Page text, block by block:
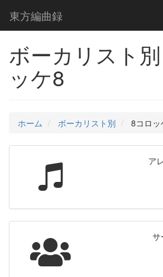
東方編曲録
ボーカリスト
ッケ8
ホーム ボーカリスト別 8コロッ
ア
サ